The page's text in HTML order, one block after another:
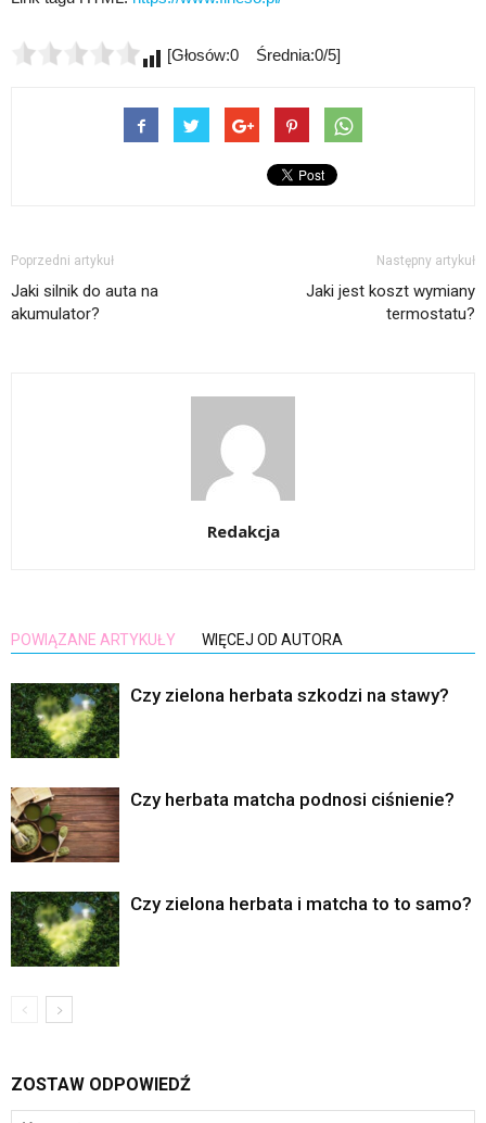
[Głosów:0 Średnia:0/5]
Poprzedni artykuł
Jaki silnik do auta na
akumulator?
Następny artykuł
Jaki jest koszt wymiany
termostatu?
Redakcja
POWIĄZANE ARTYKUŁY WIĘCEJ OD AUTORA
Czy zielona herbata szkodzi na stawy?
Czy herbata matcha podnosi ciśnienie?
Czy zielona herbata i matcha to to samo?
ZOSTAW ODPOWIEDŹ